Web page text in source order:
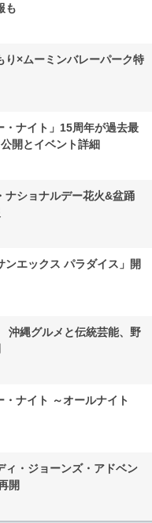
も
り×ムーミンバレーパーク特
ナイト」15周年が過去最
開とイベント詳細
ナショナルデー花火&盆踊
エックス パラダイス」開
沖縄グルメと伝統芸能、野
ナイト ～オールナイト
ィ・ジョーンズ・アドベン
開